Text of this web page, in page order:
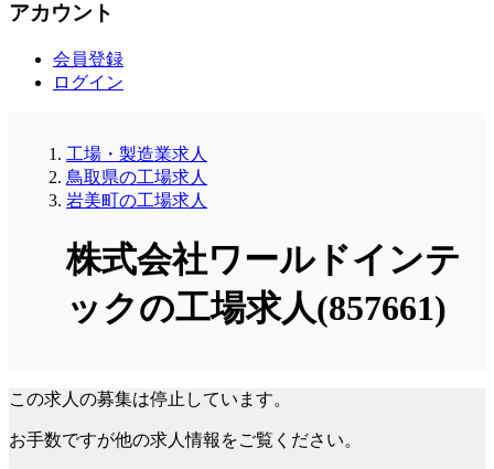
アカウント
会員登録
ログイン
工場・製造業求人
鳥取県の工場求人
岩美町の工場求人
株式会社ワールドインテ
ックの工場求人(857661)
この求人の募集は停止しています。
お手数ですが他の求人情報をご覧ください。